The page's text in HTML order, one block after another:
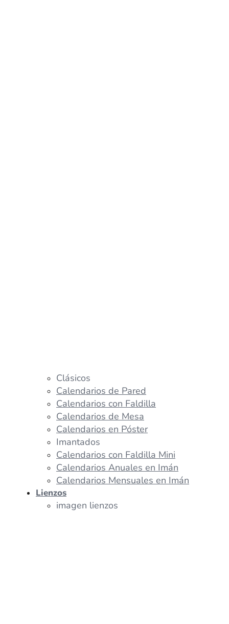
Clásicos
Calendarios de Pared
Calendarios con Faldilla
Calendarios de Mesa
Calendarios en Póster
Imantados
Calendarios con Faldilla Mini
Calendarios Anuales en Imán
Calendarios Mensuales en Imán
Lienzos
imagen lienzos